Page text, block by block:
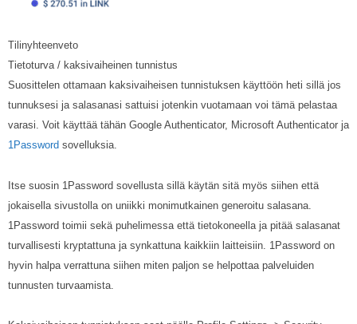
Tilinyhteenveto
Tietoturva / kaksivaiheinen tunnistus
Suosittelen ottamaan kaksivaiheisen tunnistuksen käyttöön heti sillä jos
tunnuksesi ja salasanasi sattuisi jotenkin vuotamaan voi tämä pelastaa
varasi. Voit käyttää tähän Google Authenticator, Microsoft Authenticator ja
1Password sovelluksia.
Itse suosin 1Password sovellusta sillä käytän sitä myös siihen että
jokaisella sivustolla on uniikki monimutkainen generoitu salasana.
1Password toimii sekä puhelimessa että tietokoneella ja pitää salasanat
turvallisesti kryptattuna ja synkattuna kaikkiin laitteisiin. 1Password on
hyvin halpa verrattuna siihen miten paljon se helpottaa palveluiden
tunnusten turvaamista.